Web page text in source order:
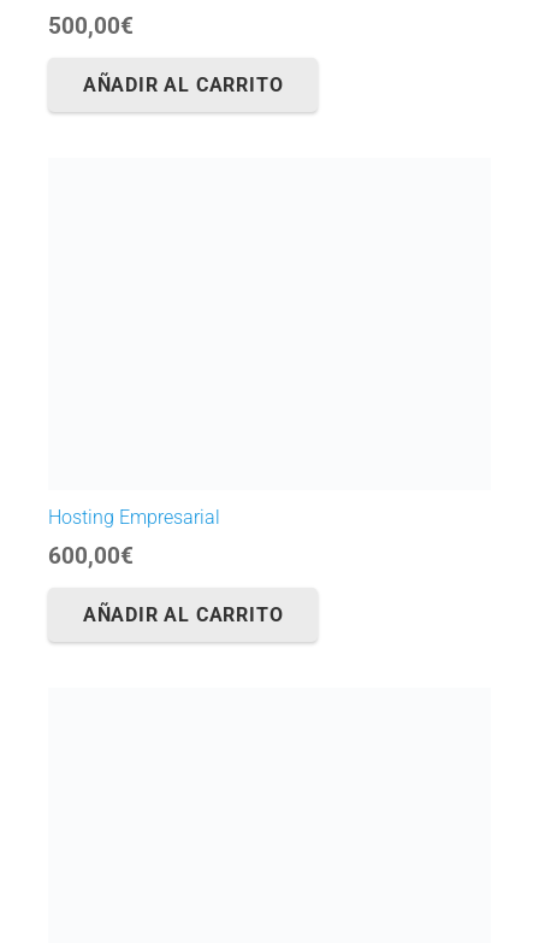
500,00€
AÑADIR AL CARRITO
Hosting Empresarial
600,00€
AÑADIR AL CARRITO